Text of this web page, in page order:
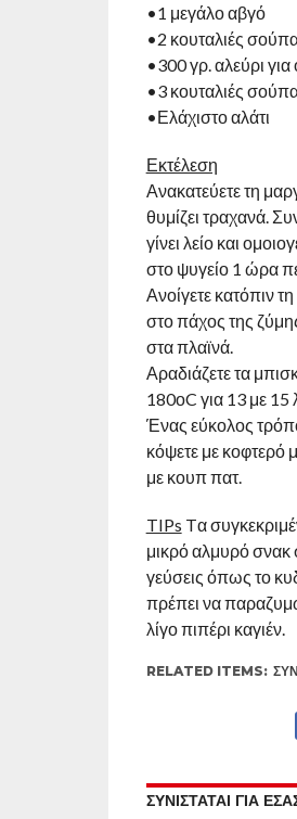
•1 μεγάλο αβγό
•2 κουταλιές
•300 γρ. αλεύρι για
•3 κουταλιές
•Ελάχιστο αλάτι
Εκτέλεση
Ανακατεύετε τη
θυμίζει τραχανά.
γίνει λείο και
στο ψυγείο 1 ώρα
Ανοίγετε κατόπιν
στο πάχος της
στα πλαϊνά.
Αραδιάζετε τα
180οC για 13 με
Ένας εύκολος
κόψετε με κοφτερό
με κουπ πατ.
TIPs Tα
μικρό αλμυρό σνακ
γεύσεις όπως το
πρέπει να
λίγο πιπέρι καγιέν.
RELATED ITEMS:
ΣΥΝΙΣΤΑΤΑΙ ΓΙΑ